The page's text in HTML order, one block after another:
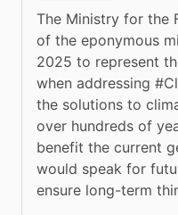
The Ministry for the
of the eponymous
2025 to represent
when addressing
the solutions to
over hundreds of
benefit the current
would speak for
ensure long-term